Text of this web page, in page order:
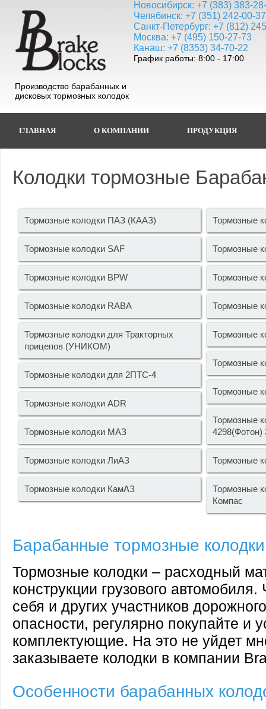
Производство барабанных и
дисковых тормозных колодок
Новосибирск: +7 (383) 383-
Челябинск: +7 (351) 242-00-37
Санкт-Петербург: +7 (812)
Москва: +7 (495) 150-27-73
Канаш: +7 (8353) 34-70-22
График работы: 8:00 - 17:00
ГЛАВНАЯ О КОМПАНИИ ПРОДУКЦИЯ
Колодки тормозные
Тормозные колодки ПАЗ (КААЗ)
Тормозные колодки SAF
Тормозные колодки BPW
Тормозные колодки RABA
Тормозные колодки для Тракторных
прицепов (УНИКОМ)
Тормозные колодки для 2ПТС-4
Тормозные колодки ADR
Тормозные колодки МАЗ
Тормозные колодки ЛиАЗ
Тормозные колодки КамАЗ
Тормозные
Тормозные
Тормозные
Тормозные
Тормозные
Тормозные
Тормозные
Тормозные
4298(Фотон)
Тормозные
Тормозные
Компас
Барабанные тормозные колодки
Тормозные колодки – расходный
конструкции грузового
себя и других участников
опасности, регулярно покупайте и
комплектующие. На это не уйдет
заказываете колодки в компании
Особенности барабанных